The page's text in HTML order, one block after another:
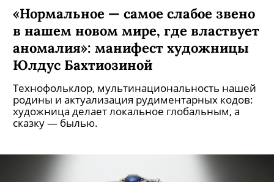
В этнографическом музее
открылась выставка «В гармонии с
красным: туркмены»
Она посвящена использованию красного цвета
в костюмах и убранстве тюркского народа.